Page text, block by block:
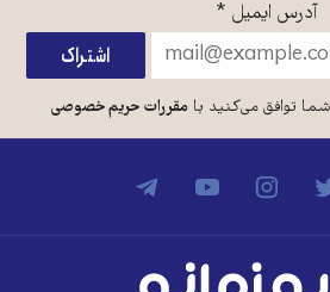
آدرس ایمیل *
شما توافق می‌کنید بامقررات حریم خصوصی